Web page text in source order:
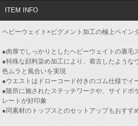
ITEM INFO
ヘビーウェイト×ピグメント加工の極上ペイン
●肉厚でしっかりとしたヘビーウェイトの裏毛
●特殊な顔料染め加工により、着古したような
色ムラと風合いを実現
●ウエストはドローコード付きのゴム仕様でイ
●随所に施されたステッチワークや、サイドポ
レートが好印象
●同素材のトップスとのセットアップもおすす